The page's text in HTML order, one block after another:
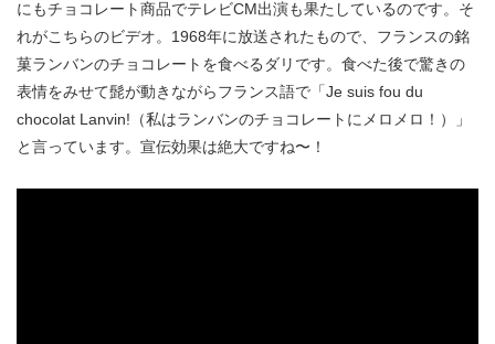
にもチョコレート商品でテレビCM出演も果たしているのです。そ
れがこちらのビデオ。1968年に放送されたもので、フランスの銘
菓ランバンのチョコレートを食べるダリです。食べた後で驚きの
表情をみせて髭が動きながらフランス語で「Je suis fou du
chocolat Lanvin!（私はランバンのチョコレートにメロメロ！）」
と言っています。宣伝効果は絶大ですね〜！